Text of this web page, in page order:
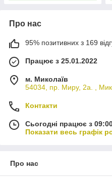
Про нас
95% позитивних з 169
Працює з 25.01.2022
м. Миколаїв
54034, пр. Миру, 2а. ,
Контакти
Сьогодні працює з
Показати весь графік
Про нас